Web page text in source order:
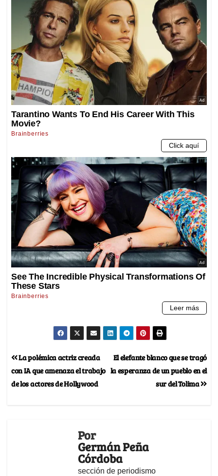
El elefante blanco que se tragó
la esperanza de un pueblo en el
sur del Tolima
La polémica actriz creada
con IA que amenaza el trabajo
de los actores de Hollywood
Por
Germán Peña
Córdoba
sección de periodismo